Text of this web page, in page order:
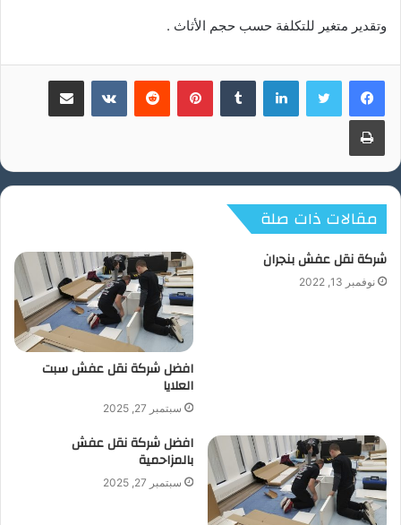
وتقدير متغير للتكلفة حسب حجم الأثاث .
لينكدإن بينتيريست مشاركة عبر البريد
طباعة
مقالات ذات صلة
شركة نقل عفش بنجران
نوفمبر 13, 2022
افضل شركة نقل عفش سبت
العلايا
سبتمبر 27, 2025
افضل شركة نقل عفش
بالمزاحمية
سبتمبر 27, 2025